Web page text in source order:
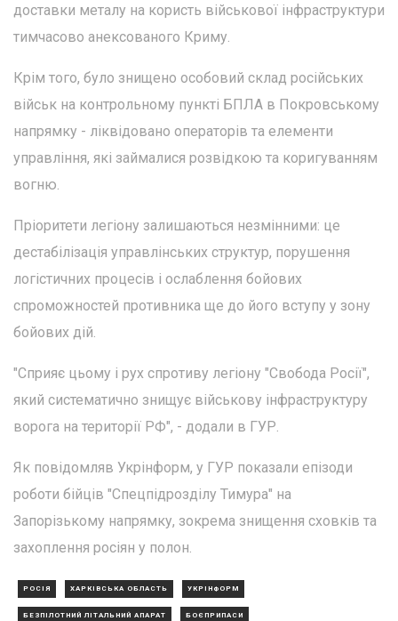
доставки металу на користь військової інфраструктури
тимчасово анексованого Криму.
Крім того, було знищено особовий склад російських
військ на контрольному пункті БПЛА в Покровському
напрямку - ліквідовано операторів та елементи
управління, які займалися розвідкою та коригуванням
вогню.
Пріоритети легіону залишаються незмінними: це
дестабілізація управлінських структур, порушення
логістичних процесів і ослаблення бойових
спроможностей противника ще до його вступу у зону
бойових дій.
"Сприяє цьому і рух спротиву легіону "Свобода Росії",
який систематично знищує військову інфраструктуру
ворога на території РФ", - додали в ГУР.
Як повідомляв Укрінформ, у ГУР показали епізоди
роботи бійців "Спецпідрозділу Тимура" на
Запорізькому напрямку, зокрема знищення сховків та
захоплення росіян у полон.
РОСІЯ ХАРКІВСЬКА ОБЛАСТЬ УКРІНФОРМ
БЕЗПІЛОТНИЙ ЛІТАЛЬНИЙ АПАРАТ БОЄПРИПАСИ